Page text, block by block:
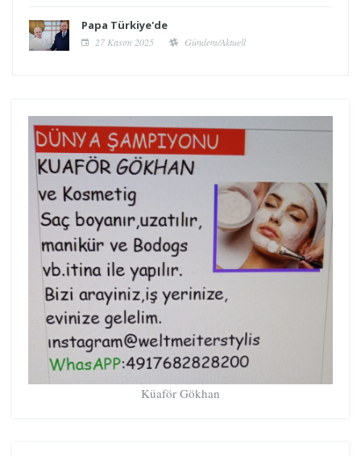
Papa Türkiye'de
27 Kasım 2025 Gündem/Aktuell
Küaför Gökhan